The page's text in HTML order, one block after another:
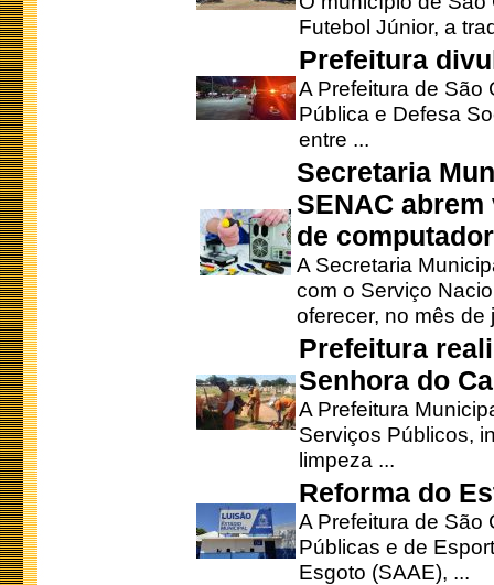
Futebol Júnior, a
Prefeitura
A Prefeitura de São
Pública e Defesa
entre ...
Secretaria
SENAC
de
A Secretaria
com o Serviço
oferecer, no mês de
Prefeitura
Senhora do
A Prefeitura
Serviços Públicos,
limpeza ...
Reforma do
A Prefeitura de São
Públicas e de
Esgoto (SAAE), ...